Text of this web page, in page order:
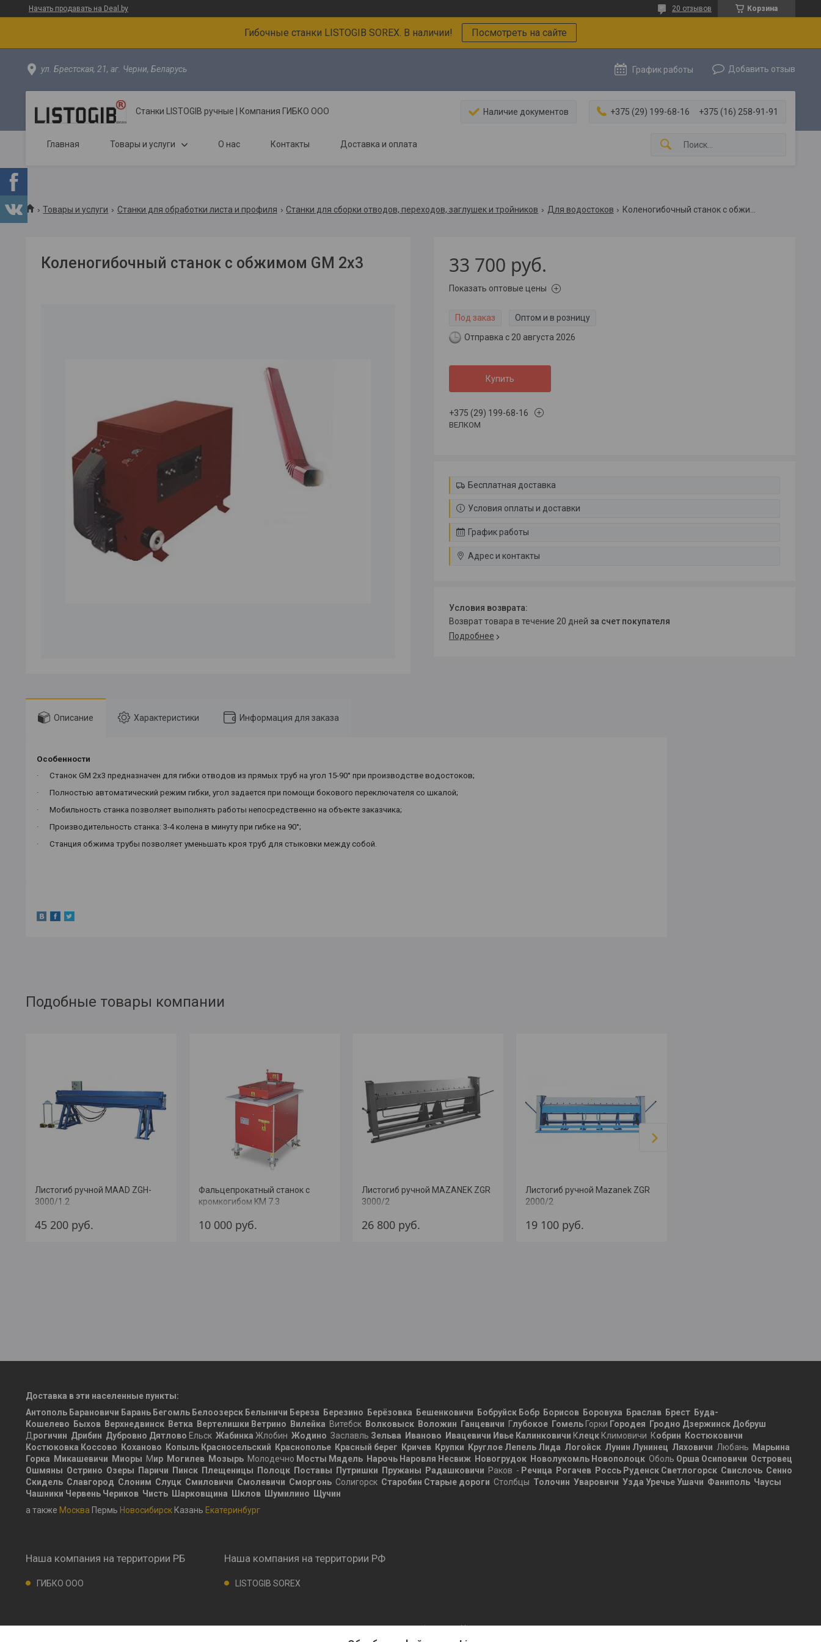
Начать продавать на Deal.by Корзина
20 отзывов
Гибочные станки LISTOGIB SOREX. В наличии! Посмотреть на сайте
ул. Брестская, 21, аг. Черни, Беларусь График работы Добавить отзыв
Станки LISTOGIB ручные | Компания ГИБКО ООО Наличие документов +375 (29) 199-68-16 +375 (16) 258-91-91
Главная Товары и услуги О нас Контакты Доставка и оплата
Товары и услуги Станки для обработки листа и профиля Станки для сборки отводов, переходов, заглушек и тройников Для водостоков
Коленогибочный станок с обжимом GM 2x3 33 700 руб.
Показать оптовые цены
Под заказ
Оптом и в розницу
Отправка с 20 августа 2026
Купить
+375 (29) 199-68-16
ВЕЛКОМ
Бесплатная доставка
Условия оплаты и доставки
График работы
Адрес и контакты
возврат товара в течение 20 дней за счет покупателя
Подробнее
Описание Характеристики Информация для заказа
Особенности
·
Станок GM 2x3 предназначен для гибки отводов из прямых труб на угол 15-90° при производстве водостоков;
·
Полностью автоматический режим гибки, угол задается при помощи бокового переключателя со шкалой;
·
Мобильность станка позволяет выполнять работы непосредственно на объекте заказчика;
·
Производительность станка: 3-4 колена в минуту при гибке на 90°;
·
Станция обжима трубы позволяет уменьшать кроя труб для стыковки между собой.
Подобные товары компании
Листогиб ручной MAAD ZGH-
3000/1.2
45 200 руб.
Фальцепрокатный станок с
кромкогибом KM 7.3
10 000 руб.
Листогиб ручной MAZANEK ZGR
3000/2
26 800 руб.
Листогиб ручной Mazanek ZGR
2000/2
19 100 руб.
Доставка в эти населенные пункты:
Антополь Барановичи Барань Бегомль Белоозерск Белыничи Береза Березино Берёзовка Бешенковичи Бобруйск Бобр Борисов Боровуха Браслав Брест Буда-
Кошелево
Быхов Верхнедвинск Ветка Вертелишки Ветрино Вилейка Витебск Волковыск Воложин Ганцевичи Глубокое Гомель Горки Городея Гродно Дзержинск Добруш
Д рогичин Дрибин Дубровно Дятлово Ельск Жабинка Жлобин Жодино Заславль Зельва Иваново Ивацевичи Ивье Калинковичи Клецк Климовичи Кобрин
Костюковичи
Костюковка Коссово Коханово Копыль Красносельский Краснополье Красный берег Кричев Крупки Круглое Лепель Лида Логойск Лунин Лунинец Ляховичи Любань
Марьина
Горка
Микашевичи Миоры Мир Могилев Мозырь Молодечно Мосты Мядель Нарочь Наровля Несвиж Новогрудок Новолукомль Новополоцк Оболь Орша Осиповичи Островец
Ошмяны Острино Озеры Паричи Пинск Плещеницы Полоцк Поставы Путришки Пружаны Радашковичи Раков - Речица Рогачев Россь Руденск Светлогорск Свислочь Сенно
Скидель Славгород Слоним Слуцк Смиловичи Смолевичи Сморгонь Солигорск Старобин Старые дороги Столбцы Толочин Уваровичи Узда УречьеУшачи Фаниполь Чаусы
Чашники Червень Чериков Чисть Шарковщина Шклов Шумилино
Щучин
а также Москва Пермь Новосибирск Казань Екатеринбург
Наша компания на территории РБ
ГИБКО ООО
Наша компания на территории РФ
LISTOGIB SOREX
Сайт создан на платформе Deal.by
Политика обработки файлов cookies